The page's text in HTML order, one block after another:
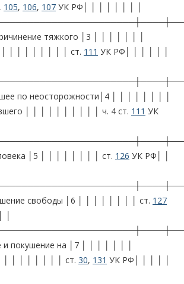
, 105, 106, 107 УК РФ│ │ │ │ │ │ │ │
тяжкого │3 │ │ │ │ │ │ │
│ │ │ │ │ │ │ │ │ ст. 111 УК РФ│ │ │ │ │ │
по неосторожности│4 │ │ │ │ │ │ │ │
│ │ │ │ │ │ │ │ │ │ ч. 4 ст. 111 УК
│5 │ │ │ │ │ │ │ │ ст. 126 УК РФ│ │
свободы │6 │ │ │ │ │ │ │ │ ст. 127
и покушение на │7 │ │ │ │ │ │ │
│ │ │ │ │ │ │ │ ст. 30, 131 УК РФ│ │ │ │ │